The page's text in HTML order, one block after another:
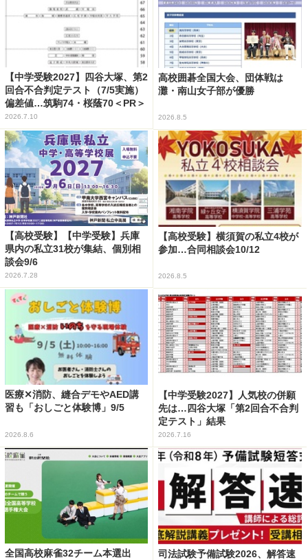
【中学受験2027】四谷大塚、第2
回合不合判定テスト（7/5実施）
偏差値…筑駒74・桜蔭70＜PR＞
2026.7.10
高校囲碁全国大会、団体戦は
灘・南山女子部が優勝
2026.8.5
【高校受験】【中学受験】兵庫
県内の私立31校が集結、個別相
談会9/6
2026.7.28
【高校受験】横須賀の私立4校が
参加…合同相談会10/12
2026.8.5
医療✕消防、縫合デモやAED講
習も「おしごと体験博」9/5
2026.8.6
【中学受験2027】人気校の併願
先は…四谷大塚「第2回合不合判
定テスト」結果
2026.7.16
全国高校麻雀32チーム本選出
司法試験予備試験2026、解答速